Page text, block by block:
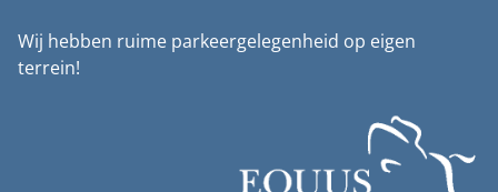
Wij hebben ruime parkeergelegenheid op eigen
terrein!